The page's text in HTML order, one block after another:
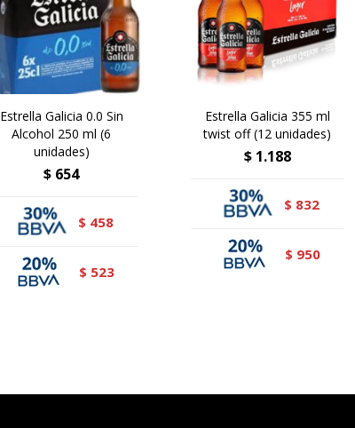
Estrella Galicia 0.0 Sin
Alcohol 250 ml (6
unidades)
$ 654
$ 458
$ 523
Estrella Galicia 355 ml
twist off (12 unidades)
$ 1.188
$ 832
$ 950